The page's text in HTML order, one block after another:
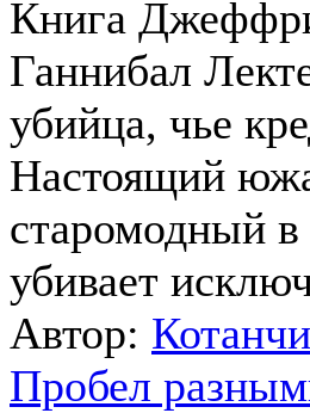
Книга
Ганнибал
убийца, чье
Настоящий
старомодный
убивает
Автор:
Пробел